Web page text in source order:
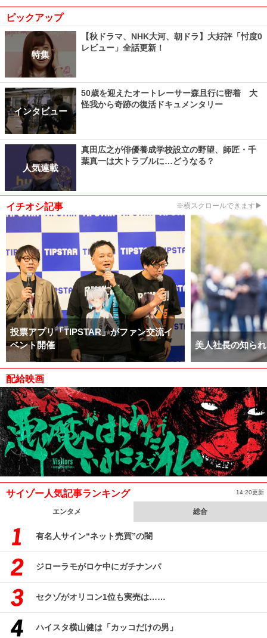
ピックアップ
特集
【秋ドラマ、NHK大河、朝ドラ】大好評「忖度0
レビュー」全話更新！
インタビュー
50歳を迎えたオートレーサー森且行に密着 大
怪我から奇跡の復活ドキュメンタリー
人気連載
真田広之が俳優養成学校設立の野望、師匠・千
葉真一は大トラブルに…どうなる？
イチオシ記事 ※横スクロールできます▶
投票アプリ「TIPSTAR」がファン交流イ
ベント開催
美人社長の知ら
配給映画
サイゾー人気記事ランキング 14:20更新
エンタメ 総合
有名人サイン“ネット売買”の闇
ジローラモがロケ中にガチナンパ
セクゾがオリコン1位も実売は……
ハイスタ横山健は「カッコだけの男」